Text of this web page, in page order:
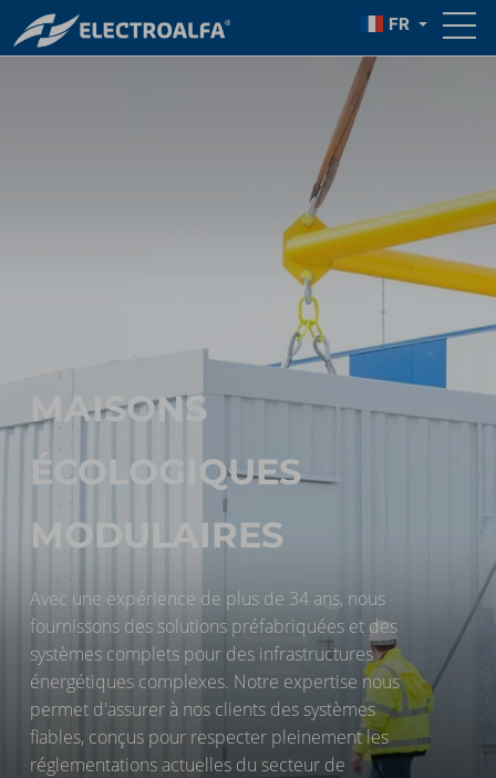
FR
MAISONS
ÉCOLOGIQUES
MODULAIRES
Avec une expérience de plus de 34 ans, nous
fournissons des solutions préfabriquées et des
systèmes complets pour des infrastructures
énergétiques complexes. Notre expertise nous
permet d'assurer à nos clients des systèmes
fiables, conçus pour respecter pleinement les
réglementations actuelles du secteur de